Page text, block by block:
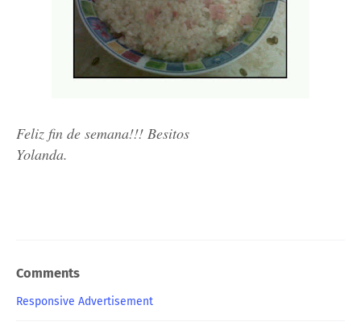
Feliz fin de semana!!! Besitos
Yolanda.
Comments
Responsive Advertisement